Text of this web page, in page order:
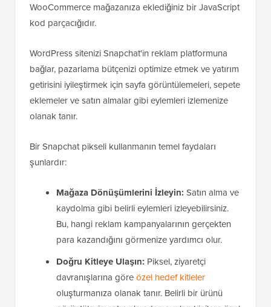
WooCommerce mağazanıza eklediğiniz bir JavaScript
kod parçacığıdır.
WordPress sitenizi Snapchat'in reklam platformuna
bağlar, pazarlama bütçenizi optimize etmek ve yatırım
getirisini iyileştirmek için sayfa görüntülemeleri, sepete
eklemeler ve satın almalar gibi eylemleri izlemenize
olanak tanır.
Bir Snapchat pikseli kullanmanın temel faydaları
şunlardır:
Mağaza Dönüşümlerini İzleyin: Satın alma ve
kaydolma gibi belirli eylemleri izleyebilirsiniz.
Bu, hangi reklam kampanyalarının gerçekten
para kazandığını görmenize yardımcı olur.
Doğru Kitleye Ulaşın: Piksel, ziyaretçi
davranışlarına göreözel hedef kitleler
oluşturmanıza olanak tanır. Belirli bir ürünü